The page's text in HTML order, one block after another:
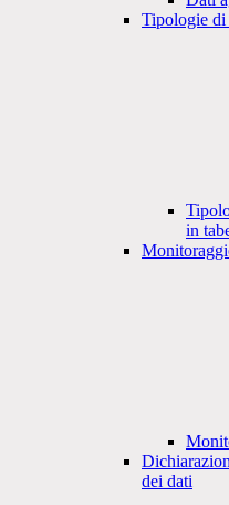
Tipologie di
in
dei dati